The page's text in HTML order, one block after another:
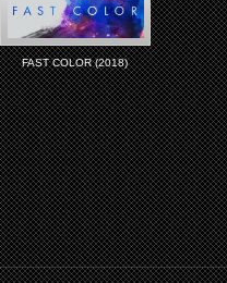
FAST COLOR (2018)